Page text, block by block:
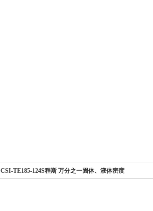
CSI-TE185-124S程斯 万分之一固体、液体密度